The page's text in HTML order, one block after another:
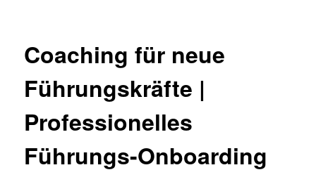
Coaching für neue
Führungskräfte |
Professionelles
Führungs-Onboarding